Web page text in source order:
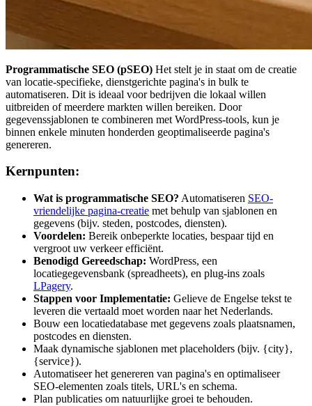
Programmatische SEO (pSEO) Het stelt je in staat om de creatie
van locatie-specifieke, dienstgerichte pagina's in bulk te
automatiseren. Dit is ideaal voor bedrijven die lokaal willen
uitbreiden of meerdere markten willen bereiken. Door
gegevenssjablonen te combineren met WordPress-tools, kun je
binnen enkele minuten honderden geoptimaliseerde pagina's
genereren.
Kernpunten:
Wat is programmatische SEO? Automatiseren SEO-
vriendelijke pagina-creatie met behulp van sjablonen en
gegevens (bijv. steden, postcodes, diensten).
Voordelen: Bereik onbeperkte locaties, bespaar tijd en
vergroot uw verkeer efficiënt.
Benodigd Gereedschap: WordPress, een
locatiegegevensbank (spreadheets), en plug-ins zoals
LPagery.
Stappen voor Implementatie: Gelieve de Engelse tekst te
leveren die vertaald moet worden naar het Nederlands.
Bouw een locatiedatabase met gegevens zoals plaatsnamen,
postcodes en diensten.
Maak dynamische sjablonen met placeholders (bijv. {city},
{service}).
Automatiseer het genereren van pagina's en optimaliseer
SEO-elementen zoals titels, URL's en schema.
Plan publicaties om natuurlijke groei te behouden.